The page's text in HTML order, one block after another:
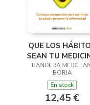
QUE LOS
SEAN TU
BANDERA
BORJA
En stock
12,45 €